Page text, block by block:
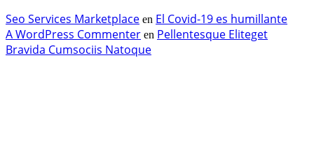
Seo Services Marketplace en El Covid-19 es humillante
A WordPress Commenter en Pellentesque Eliteget
Bravida Cumsociis Natoque